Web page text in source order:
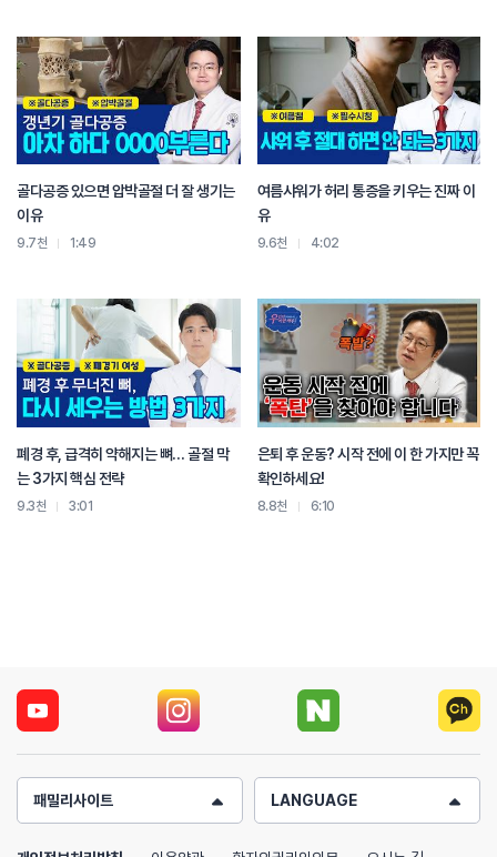
골다공증 있으면 압박골절 더 잘 생기는
이유
9.7천 1:49
여름샤워가 허리 통증을 키우는 진짜 이
유
9.6천 4:02
폐경 후, 급격히 약해지는 뼈… 골절 막
는 3가지 핵심 전략
9.3천 3:01
은퇴 후 운동? 시작 전에 이 한 가지만 꼭
확인하세요!
8.8천 6:10
패밀리사이트 LANGUAGE